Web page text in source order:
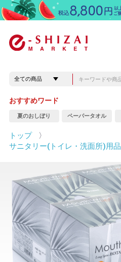
おすすめワード
夏のおしぼり ペーパータオル
トップ
〉
サニタリー(トイレ・洗面所)用品